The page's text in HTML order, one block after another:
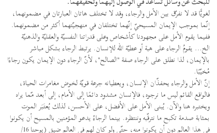
لغويًّا قد لا نفرّق بين الأمل والرجاء، وقد لا تختلف هاتان العبارتان في مضمونهما،
إنّما بموجب الإيمان المسيحيّ إنّهما تختلفان في منهجيّتهما أكثر من مضمونهما.
ففيما يقوم الأمل على مجهودنا كأشخاص وعلى قدراتنا النفسيّة والعقليّة والذهنيّة
الخ... يقومُ الرجاء على هبة أو عطيّة الله للإنسان. يرتبط الرجاء بشكل مباشر
بالإيمان، لذا نطلق على الرجاء صفة "الصالح"، لأنّ الرجاء دون الإيمان يكون رجاءًا
مُخيّبًا.
إنّ الأمل والرجاء يحفذّان الإنسان، ويعطيانه جرعة قويّة لخوض مغامرات الحياة،
فالواقع القائم ليس ما نرجوه، فالإنسان مشدود دائمًا إلى الأمام، إلى أبعد مّما يراه
ويختبره هنا والآن. يُبنى الأمل على الأفضل، على الأحسن، لذلك يُعتَبَر الموت
بمثابة صدمة تكبح ما نترقّبه وننتظره. بينما الرجاءُ يدعو المؤمنين بالمسيح أن يكونوا
في هذا العالم دون أن يكونوا منه، حتّى ولو كان لهم في العالم ضيق (يوحنا 16/